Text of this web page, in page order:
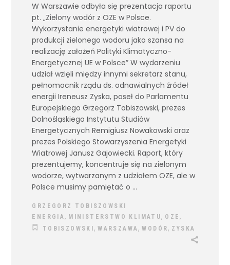
W Warszawie odbyła się prezentacja raportu
pt. „Zielony wodór z OZE w Polsce.
Wykorzystanie energetyki wiatrowej i PV do
produkcji zielonego wodoru jako szansa na
realizację założeń Polityki Klimatyczno-
Energetycznej UE w Polsce” W wydarzeniu
udział wzięli między innymi sekretarz stanu,
pełnomocnik rządu ds. odnawialnych źródeł
energii Ireneusz Zyska, poseł do Parlamentu
Europejskiego Grzegorz Tobiszowski, prezes
Dolnośląskiego Instytutu Studiów
Energetycznych Remigiusz Nowakowski oraz
prezes Polskiego Stowarzyszenia Energetyki
Wiatrowej Janusz Gajowiecki. Raport, który
prezentujemy, koncentruje się na zielonym
wodorze, wytwarzanym z udziałem OZE, ale w
Polsce musimy pamiętać o
GRZEGORZ TOBISZOWSKI
ENERGIA, MINISTERSTWO KLIMATU, OZE,
TOBISZOWSKI,WARSZAWA,WODÓR, ZYSKA